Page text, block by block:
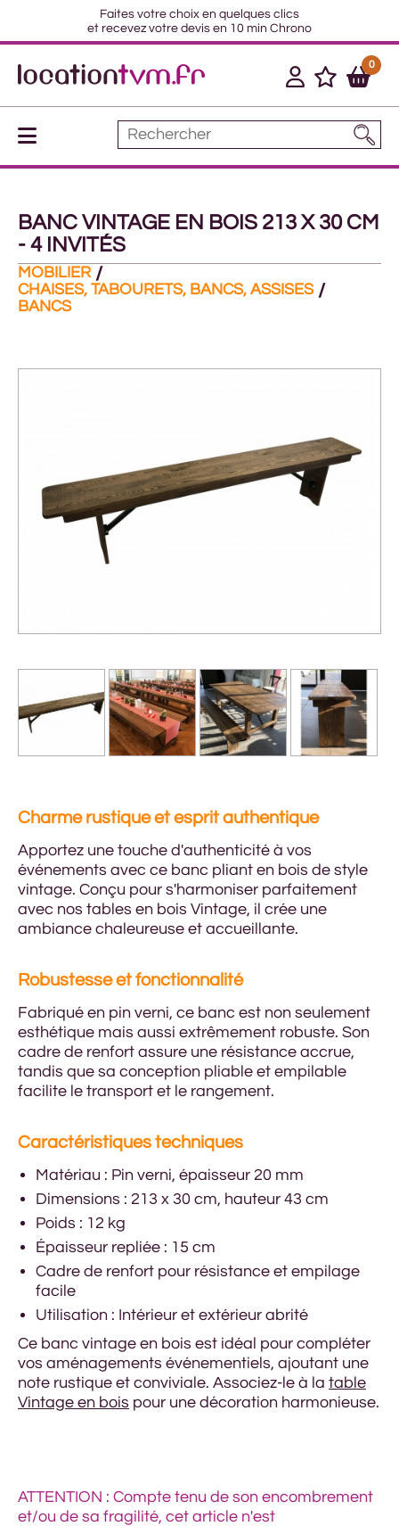
Faites votre choix en quelques clics
et recevez votre devis en 10 min Chrono
0
BANC VINTAGE EN BOIS 213 X 30 CM
- 4 INVITÉS
MOBILIER
CHAISES, TABOURETS, BANCS, ASSISES
BANCS
Charme rustique et esprit authentique
Apportez une touche d'authenticité à vos
événements avec ce banc pliant en bois de style
vintage. Conçu pour s'harmoniser parfaitement
avec nos tables en bois Vintage, il crée une
ambiance chaleureuse et accueillante.
Robustesse et fonctionnalité
Fabriqué en pin verni, ce banc est non seulement
esthétique mais aussi extrêmement robuste. Son
cadre de renfort assure une résistance accrue,
tandis que sa conception pliable et empilable
facilite le transport et le rangement.
Caractéristiques techniques
Matériau : Pin verni, épaisseur 20 mm
Dimensions : 213 x 30 cm, hauteur 43 cm
Poids : 12 kg
Épaisseur repliée : 15 cm
Cadre de renfort pour résistance et empilage
facile
Utilisation : Intérieur et extérieur abrité
Ce banc vintage en bois est idéal pour compléter
vos aménagements événementiels, ajoutant une
note rustique et conviviale. Associez-le à la table
Vintage en bois pour une décoration harmonieuse.
ATTENTION : Compte tenu de son encombrement
et/ou de sa fragilité, cet article n'est